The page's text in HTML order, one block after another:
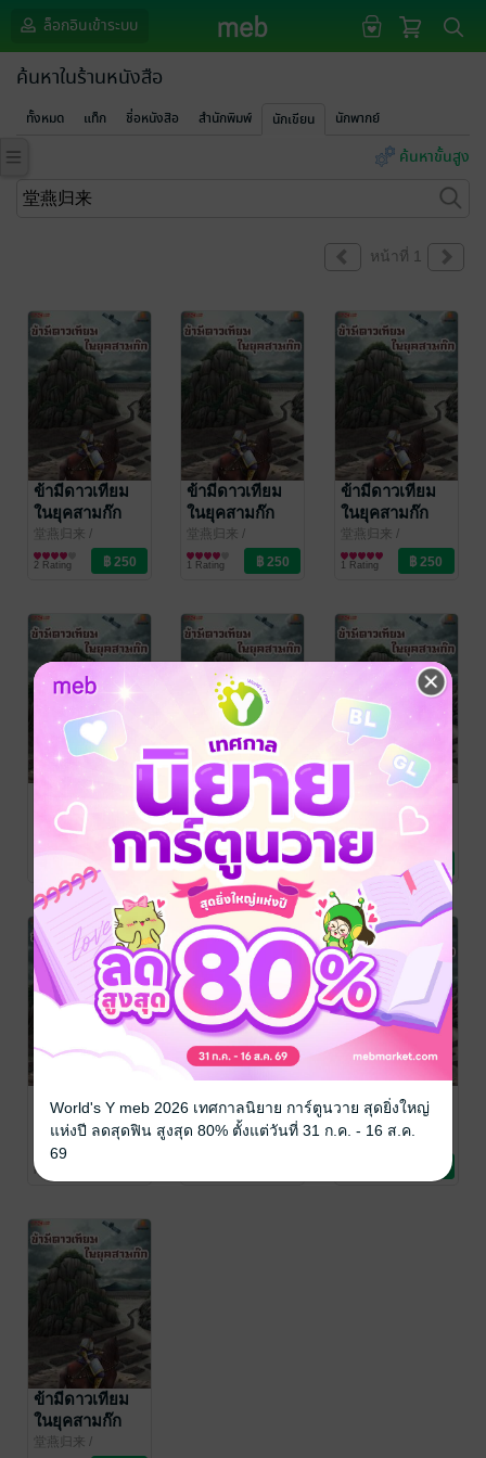
ล็อกอินเข้าระบบ
ค้นหาในร้านหนังสือ
ทั้งหมด แท็ก ชื่อหนังสือ สำนักพิมพ์ นักเขียน นักพากย์
ค้นหาขั้นสูง
หน้าที่ 1
ข้ามีดาวเทียม
ในยุคสามก๊ก
เล่ม 10
堂燕归来 /
amnovel
นิยายแฟนตาซี
2 Rating
ข้ามีดาวเทียม
ในยุคสามก๊ก
เล่ม 9
堂燕归来 /
amnovel
นิยายแฟนตาซี
1 Rating
ข้ามีดาวเทียม
ในยุคสามก๊ก
เล่ม 8
堂燕归来 /
amnovel
นิยายแฟนตาซี
1 Rating
ข้ามีดาวเทียม
ในยุคสามก๊ก
เล่ม 7
堂燕归来
amnovel
นิยายแฟนตาซี
ข้ามีดาวเทียม
ในยุคสามก๊ก
เล่ม 6
堂燕归来/
amnovel
นิยายแฟนตาซี
No Rating
ข้ามีดาวเทียม
ในยุคสามก๊ก
เล่ม 5
堂燕归来
amnovel
นิยายแฟนตาซี
2 Rating
ในยุคสามก๊ก
เล่ม 4
堂燕归来 /
amnovel
นิยายแฟนตาซี
No Rating
ในยุคสามก๊ก
เล่ม 3
堂燕归来/
ข้ามีดาวเทียม
ในยุคสามก๊ก
เล่ม 2
堂燕归来/
ข้ามีดาวเทียม
ในยุคสามก๊ก
เล่ม 1
堂燕归来 /
World's Y meb 2026 เทศกาลนิยาย การ์ตูนวาย สุดยิ่งใหญ่
แห่งปี ลดสุดฟิน สูงสุด 80% ตั้งแต่วันที่ 31 ก.ค. - 16 ส.ค.
69